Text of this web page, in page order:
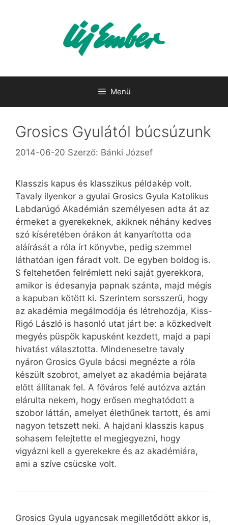
Menü
Grosics Gyulától búcsúzunk
2014-06-20 Szerző: Bánki József
Klasszis kapus és klasszikus példakép volt.
Tavaly ilyenkor a gyulai Grosics Gyula Katolikus
Labdarúgó Akadémián személyesen adta át az
érmeket a gyerekeknek, akiknek néhány kedves
szó kíséretében órákon át kanyarította oda
aláírását a róla írt könyvbe, pedig szemmel
láthatóan igen fáradt volt. De egyben boldog is.
S feltehetően felrémlett neki saját gyerekkora,
amikor is édesanyja papnak szánta, majd mégis
a kapuban kötött ki. Szerintem sorsszerű, hogy
az akadémia megálmodója és létrehozója, Kiss-
Rigó László is hasonló utat járt be: a közkedvelt
megyés püspök kapusként kezdett, majd a papi
hivatást választotta. Mindenesetre tavaly
nyáron Grosics Gyula bácsi megnézte a róla
készült szobrot, amelyet az akadémia bejárata
előtt állítanak fel. A főváros felé autózva aztán
elárulta nekem, hogy erősen meghatódott a
szobor láttán, amelyet élethűnek tartott, és ami
nagyon tetszett neki. A hajdani klasszis kapus
sohasem felejtette el megjegyezni, hogy
vigyázni kell a gyerekekre és az akadémiára,
ami a szíve csücske volt.
Grosics Gyula ugyancsak megilletődött akkor is,